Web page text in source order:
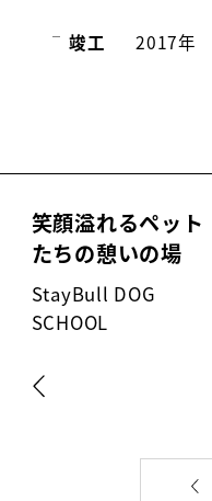
竣工 2017年
笑顔溢れるペット
たちの憩いの場
StayBull DOG
SCHOOL